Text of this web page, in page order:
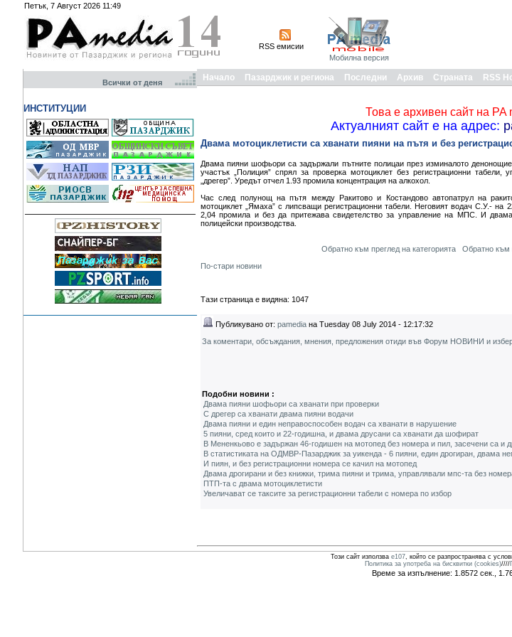
Петък, 7 Август 2026 11:49
RSS емисии
Мобилна версия
Всички от деня
ИНСТИТУЦИИ
Начало Пазарджик и региона Последни Архив Страната RSS
Това е архивен сайт на PA
Актуалният сайт е на адрес:
Двама мотоциклетисти са хванати пияни на пътя и без
Двама пияни шофьори са задържали пътните полицаи през изминалото
участък „Полиция” спрял за проверка мотоциклет без регистрационни табели,
„дрегер”. Уредът отчел 1.93 промила концентрация на алкохол.
Час след полунощ на пътя между Ракитово и Костандово автопатрул на
мотоциклет „Ямаха” с липсващи регистрационни табели. Неговият водач С.У.- на
2,04 промила и без да притежава свидетелство за управление на МПС. И
полицейски производства.
Обратно към преглед на категорията
Обратно към
По-стари новини
Тази страница е видяна: 1047
Публикувано от: pamedia на Tuesday 08 July 2014 - 12:17:32
За коментари, обсъждания, мнения, предложения отиди във Форум НОВИНИ и
Подобни новини :
Двама пияни шофьори са хванати при проверки
С дрегер са хванати двама пияни водачи
Двама пияни и един неправоспособен водач са хванати в нарушение
5 пияни, сред които и 22-годишна, и двама друсани са хванати да шофират
В Мененкьово е задържан 46-годишен на мотопед без номера и пил, засечени са и
В статистиката на ОДМВР-Пазарджик за уикенда - 6 пияни, един дрогиран, двама
И пиян, и без регистрационни номера се качил на мотопед
Двама дрогирани и без книжки, трима пияни и трима, управлявали мпс-та без
ПТП-та с двама мотоциклетисти
Увеличават се таксите за регистрационни табели с номера по избор
Този сайт използва e107, който се разпространява с
Политика за употреба на бисквитки (cookies)////
Време за изпълнение: 1.8572 сек.,